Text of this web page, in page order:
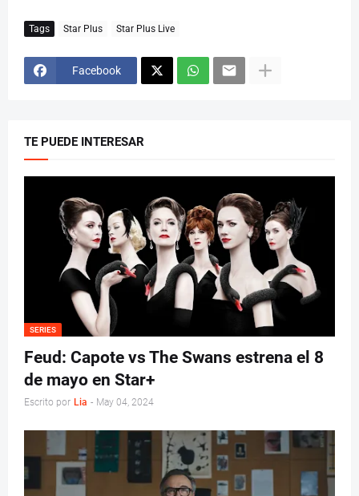
Tags Star Plus Star Plus Live
Facebook
TE PUEDE INTERESAR
SERIES
Feud: Capote vs The Swans estrena el 8
de mayo en Star+
Escrito por Lia - May 04, 2024